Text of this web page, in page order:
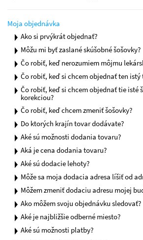
moja objednávka
Ako si prvýkrát objednať?
Môžu mi byť zaslané skúšobné šošovky?
Čo robiť, keď nerozumiem môjmu
Čo robiť, keď si chcem objednať ten istý
Čo robiť, keď si chcem objednať tie isté
korekciou?
Čo robiť, keď chcem zmeniť šošovky?
Do ktorých krajín tovar dodávate?
Aké sú možnosti dodania tovaru?
Aká je cena dodania tovaru?
Aké sú dodacie lehoty?
Môže sa moja dodacia adresa líšiť od
Môžem zmeniť dodaciu adresu mojej
Ako môžem svoju objednávku sledovať?
Aké je najbližšie odberné miesto?
Aké sú možnosti platby?